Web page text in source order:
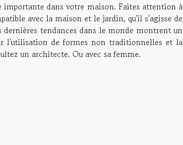
dans votre maison. Faites attention à
avec la maison et le jardin, qu'il s'agisse de
tendances dans le monde montrent un
l'utilisation de formes non traditionnelles et la
un architecte. Ou avec sa femme.